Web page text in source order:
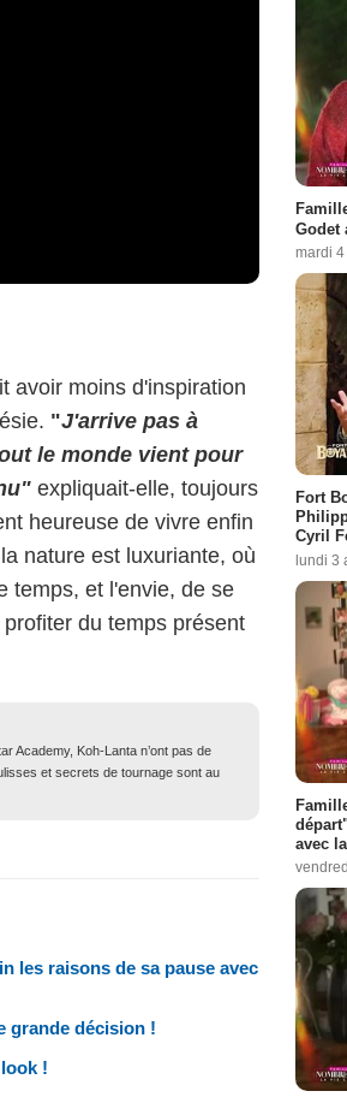
avoir moins d'inspiration
"J'arrive pas à
le monde vient pour
expliquait-elle, toujours
heureuse de vivre enfin
nature est luxuriante, où
temps, et l'envie, de se
du temps présent
Academy, Koh-Lanta n’ont pas de
et secrets de tournage sont au
les raisons de sa pause avec
grande décision !
!
Godet
mardi
Fort
Cyril
lundi 3
avec